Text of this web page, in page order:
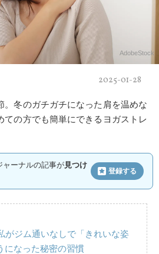
AdobeStock
2025-01-28
。冬のガチガチになった肩を温めな
ての方でも簡単にできるヨガストレ
ャーナルの記事が見つけ
登録する
がジム通いなしで「きれいな姿
になった秘密の習慣